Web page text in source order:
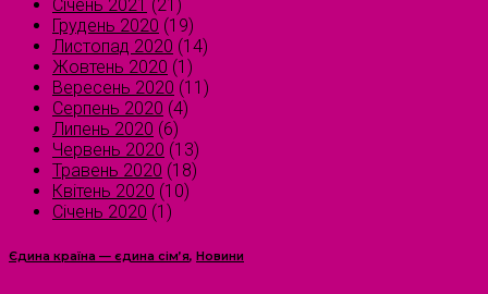
Січень 2021 (21)
Грудень 2020 (19)
Листопад 2020 (14)
Жовтень 2020 (1)
Вересень 2020 (11)
Серпень 2020 (4)
Липень 2020 (6)
Червень 2020 (13)
Травень 2020 (18)
Квітень 2020 (10)
Січень 2020 (1)
Єдина країна — єдина сім’я, Новини